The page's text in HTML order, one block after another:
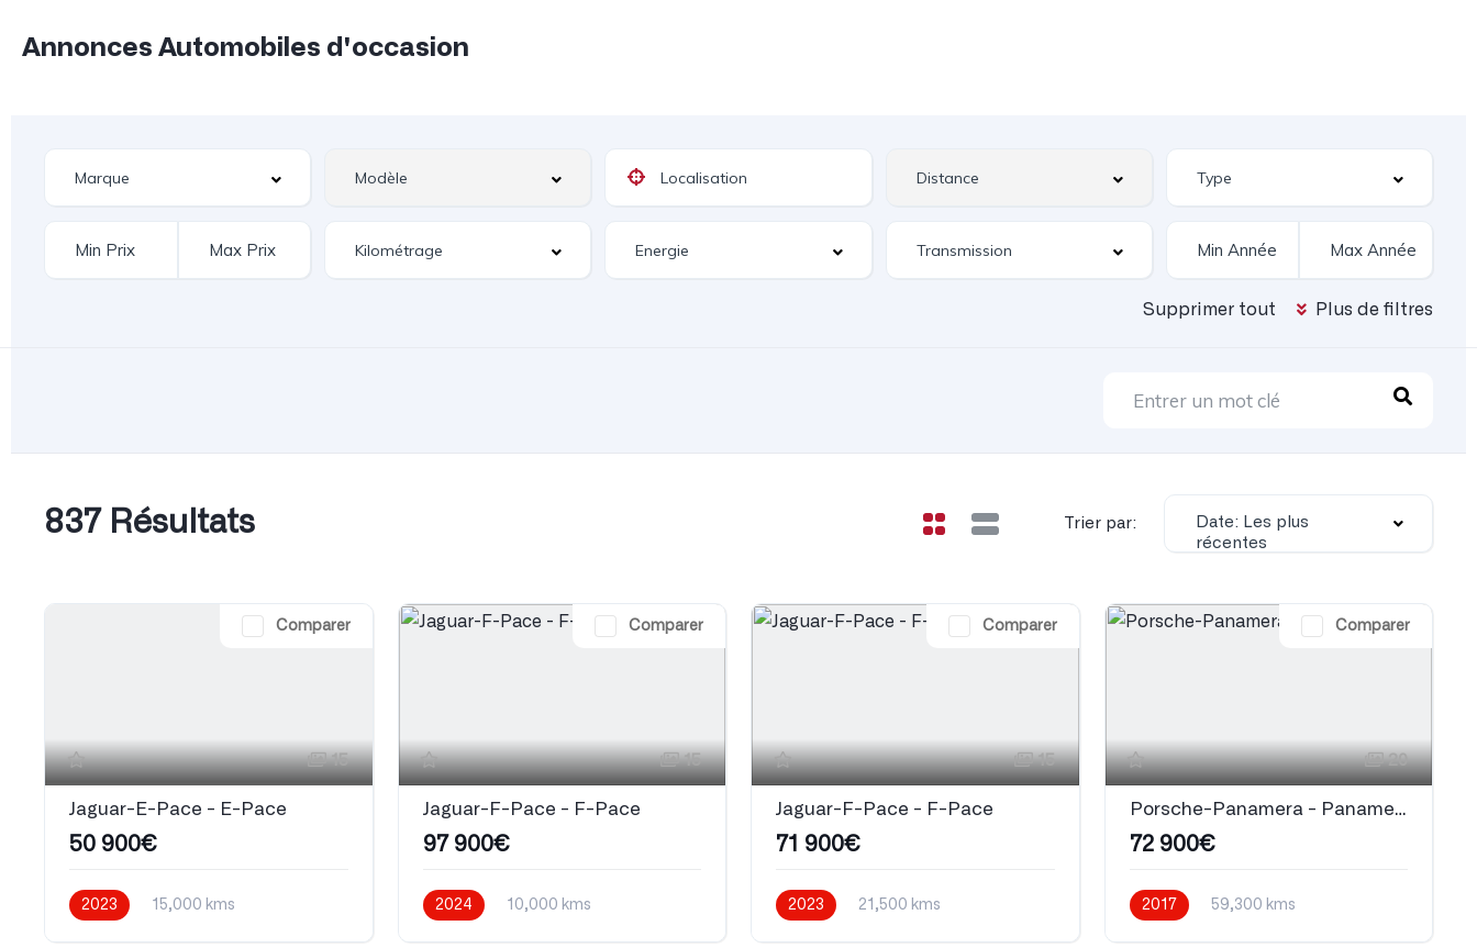
Annonces Automobiles d'occasion
Supprimer tout Plus de filtres
837 Résultats Trier par:
Date: Les plus
récentes
Comparer
15
Jaguar-E-Pace - E-Pace
50 900€
2023
15,000 kms
Comparer
15
Jaguar-F-Pace - F-Pace
97 900€
2024
10,000 kms
Comparer
15
Jaguar-F-Pace - F-Pace
71 900€
2023
21,500 kms
Comparer
20
Porsche-Panamera - Panamera
72 900€
2017
59,300 kms